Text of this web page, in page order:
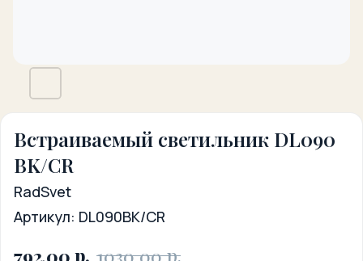
Встраиваемый светильник DL090
BK/CR
RadSvet
Артикул: DL090BK/CR
792,00 р. 1030,00 р.